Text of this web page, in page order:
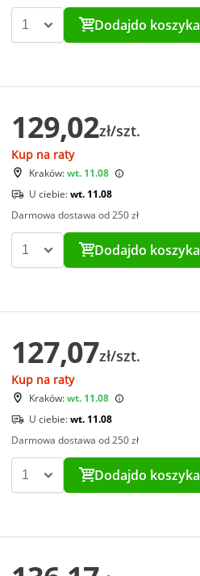
Dodajdo koszyka
129,02zł/szt.
Kup na raty
Kraków:wt. 11.08
U ciebie:wt. 11.08
Darmowa dostawa od 250 zł
Dodajdo koszyka
127,07zł/szt.
Kup na raty
Kraków:wt. 11.08
U ciebie:wt. 11.08
Darmowa dostawa od 250 zł
Dodajdo koszyka